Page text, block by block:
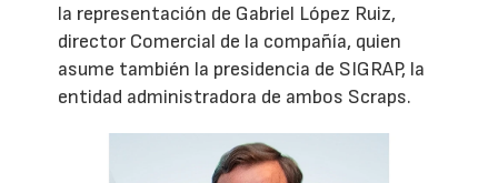
la representación de Gabriel López Ruiz,
director Comercial de la compañía, quien
asume también la presidencia de SIGRAP, la
entidad administradora de ambos Scraps.